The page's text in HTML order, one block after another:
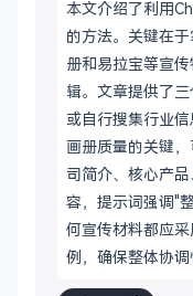
本文介绍了利用
的方法。关键在
册和易拉宝等宣
辑。文章提供了
或自行搜集行业
画册质量的关键
司简介、核心产
容，提示词强调"
何宣传材料都应
例，确保整体协调